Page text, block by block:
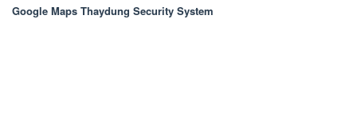
Google Maps Thaydung Security System